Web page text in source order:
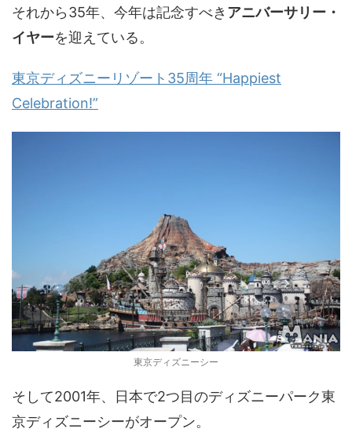
それから35年、今年は記念すべき アニバーサリー・
イヤーを迎えている。
東京ディズニーリゾート35周年 “Happiest
Celebration!”
東京ディズニーシー
そして2001年、日本で2つ目のディズニーパーク東
京ディズニーシーがオープン。